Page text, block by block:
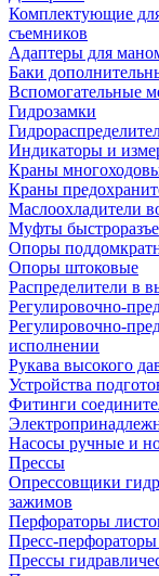
Комплектующие
съемников
Адаптеры для
Баки
Вспомогательные
Гидрозамки
Индикаторы и
Краны
Краны
Маслоохладители
Муфты
Опоры
Опоры штоковые
Распределители в
Регулировочно-
Регулировочно-
исполнении
Рукава высокого
Устройства
Фитинги
Насосы ручные и
Прессы
Опрессовщики
зажимов
Перфораторы
Пресс-
Прессы